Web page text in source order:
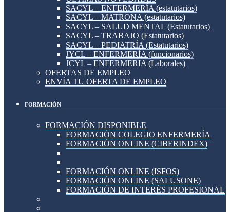
SACYL – ENFERMERÍA (estatutarios)
SACYL – MATRONA (estatutarios)
SACYL – SALUD MENTAL (Estatutarios)
SACYL – TRABAJO (Estatutarios)
SACYL – PEDIATRÍA (Estatutarios)
JYCL – ENFERMERÍA (funcionarios)
JCYL – ENFERMERIA (Laborales)
OFERTAS DE EMPLEO
ENVÍA TU OFERTA DE EMPLEO
FORMACIÓN
FORMACIÓN DISPONIBLE
FORMACIÓN COLEGIO ENFERMERÍA
FORMACIÓN ONLINE (CIBERINDEX)
FORMACIÓN ONLINE (ISFOS)
FORMACIÓN ONLINE (SALUSONE)
FORMACIÓN DE INTERÉS PROFESIONAL